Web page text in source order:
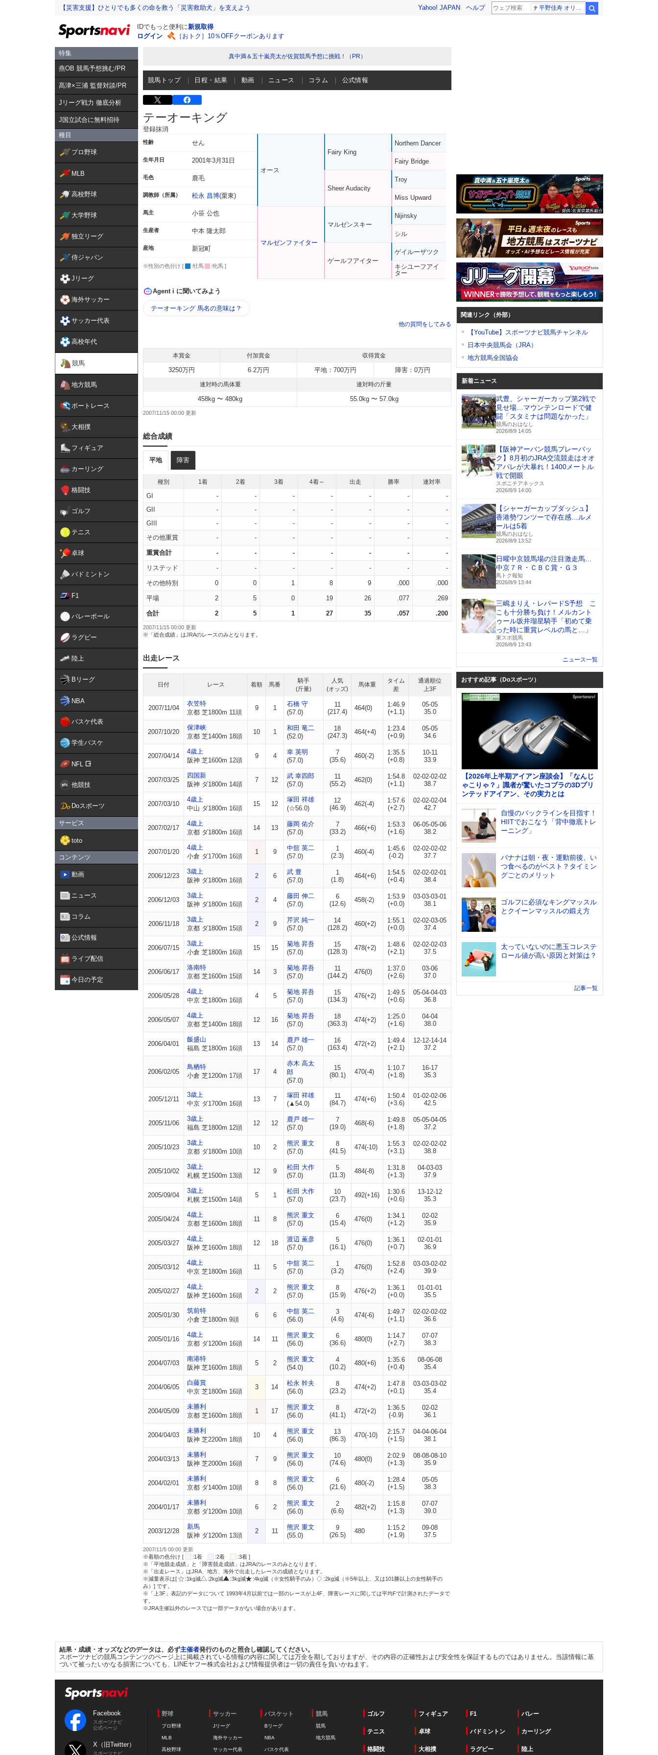
【災害支援】ひとりでも多くの命を救う「災害救助犬」を支えよう Yahoo! JAPAN ヘルプ
IDでもっと便利に新規取得
ログイン
［おトク］10％OFFクーポンあります
特集
燕OB 競馬予想挑む/PR
髙津×三浦 監督対談/PR
Jリーグ戦力 徹底分析
J国立試合に無料招待
種目
プロ野球
MLB
高校野球
大学野球
独立リーグ
侍ジャパン
Jリーグ
海外サッカー
サッカー代表
高校年代
競馬
地方競馬
ボートレース
大相撲
フィギュア
カーリング
格闘技
ゴルフ
テニス
卓球
バドミントン
F1
バレーボール
ラグビー
陸上
Bリーグ
NBA
バスケ代表
学生バスケ
NFL
他競技
Doスポーツ
サービス
toto
コンテンツ
動画
ニュース
コラム
公式情報
ライブ配信
今日の予定
真中満＆五十嵐亮太が佐賀競馬予想に挑戦！（PR）
競馬トップ 日程・結果 動画 ニュース コラム 公式情報
テーオーキング
登録抹消
性齢 せん
生年月日 2001年3月31日
毛色 鹿毛
調教師（所属） 松永 昌博(栗東)
馬主 小笹 公也
生産者 中本 隆太郎
産地 新冠町
※性別の色分け [ :牡馬 :牝馬 ]
オース
マルゼンファイター
Fairy King
Sheer Audacity
マルゼンスキー
ゲールフアイター
Northern Dancer
Fairy Bridge
Troy
Miss Upward
Nijinsky
シル
ゲイルーザツク
キシユーフアイ
ター
Agent i に聞いてみよう
テーオーキング 馬名の意味は？
他の質問をしてみる
本賞金 付加賞金 収得賞金
3250万円 6.2万円 平地：700万円 障害：0万円
連対時の馬体重 連対時の斤量
458kg 〜 480kg 55.0kg 〜 57.0kg
2007/11/15 00:00
総合成績
平地 障害
種別 1着 2着 3着 4着～ 出走 勝率 連対率
GI - - - - - -
-
GII
- - - - - -
-
GIII
- - - - - -
-
その他重賞
- - - - - - -
重賞合計 - - - - - - -
リステッド - - - - - - -
その他特別 0 0 1 8 9 .000 .000
平場 2 5 0 19 26 .077 .269
合計 2 5 1 27 35 .057 .200
2007/11/15 00:00 更新
※「総合成績」はJRAのレースのみとなります。
出走レース
日付 レース 着順 馬番
騎手
(斤量)
人気
(オッズ)
馬体重
タイム
差
通過順位
上3F
2007/11/04
衣笠特
京都 芝1800m 11頭
9 1
石橋 守
(57.0)
11
(217.4)
464(0)
1:46.9
(+1.1)
05-05
35.0
2007/10/20
保津峡
京都 芝1400m 18頭
10 1
和田 竜二
(52.0)
18
(247.3)
464(+4)
1:23.4
(+0.9)
05-05
34.6
2007/04/14
4歳上
阪神 芝1600m 12頭
9 4
幸 英明
(57.0)
7
(35.6)
460(-2)
1:35.5
(+0.8)
10-11
33.9
2007/03/25
四国新
阪神 ダ1800m 14頭
7 12
武 幸四郎
(57.0)
11
(55.2)
462(0)
1:54.8
(+1.1)
02-02-02-02
38.7
2007/03/10
4歳上
中山 ダ1800m 16頭
15 12
塚田 祥雄
(☆56.0)
12
(46.9)
462(-4)
1:57.6
(+2.7)
02-02-02-04
42.7
2007/02/17
4歳上
京都 ダ1800m 16頭
14 13
藤岡 佑介
(57.0)
7
(33.2)
466(+6)
1:53.3
(+1.6)
06-05-05-06
38.2
2007/01/20
4歳上
小倉 ダ1700m 16頭
1 9
中舘 英二
(57.0)
1
(2.3)
460(-4)
1:45.6
(-0.2)
02-02-02-02
37.7
2006/12/23
3歳上
阪神 ダ1800m 16頭
2 6
武 豊
(57.0)
1
(1.8)
464(+6)
1:54.5
(+0.4)
02-02-02-01
38.4
2006/12/03
3歳上
阪神 ダ1800m 16頭
2 4
藤田 伸二
(57.0)
6
(12.6)
458(-2)
1:53.9
(+0.0)
03-03-03-01
38.1
2006/11/18
3歳上
京都 ダ1800m 15頭
2 9
芹沢 純一
(57.0)
14
(128.2)
460(+2)
1:55.1
(+0.0)
02-02-03-05
37.4
2006/07/15
3歳上
小倉 芝1800m 16頭
15 15
菊地 昇吾
(57.0)
15
(128.3)
478(+2)
1:48.6
(+2.1)
02-02-02-03
37.5
2006/06/17
洛南特
京都 芝1600m 15頭
14 3
菊地 昇吾
(57.0)
11
(144.2)
476(0)
1:37.0
(+2.6)
03-06
37.0
2006/05/28
4歳上
中京 芝1800m 16頭
4 5
菊地 昇吾
(57.0)
15
(134.3)
476(+2)
1:49.5
(+0.6)
05-04-04-03
36.8
2006/05/07
4歳上
京都 芝1400m 18頭
12 16
菊地 昇吾
(57.0)
18
(363.3)
474(+2)
1:25.0
(+1.6)
04-04
38.0
2006/04/01
飯盛山
福島 芝1800m 16頭
13 14
鹿戸 雄一
(57.0)
16
(163.4)
472(+2)
1:49.4
(+2.1)
12-12-14-14
37.2
2006/02/05
鳥栖特
小倉 芝1200m 17頭
17 4
赤木 高太
郎
(57.0)
15
(80.1)
470(-4)
1:10.7
(+1.8)
16-17
35.3
2005/12/11
3歳上
中京 ダ1700m 16頭
13 7
塚田 祥雄
(▲54.0)
11
(84.7)
474(+6)
1:50.4
(+3.6)
01-02-02-06
42.5
2005/11/06
3歳上
福島 芝1800m 12頭
12 12
鹿戸 雄一
(57.0)
7
(19.0)
468(-6)
1:49.8
(+1.8)
05-05-04-05
37.2
2005/10/23
3歳上
京都 ダ1800m 10頭
10 2
熊沢 重文
(57.0)
8
(41.5)
474(-10)
1:55.3
(+3.1)
02-02-02-02
38.8
2005/10/02
3歳上
札幌 芝1500m 13頭
12 9
松田 大作
(57.0)
5
(11.3)
484(-8)
1:31.8
(+1.3)
04-03-03
37.9
2005/09/04
3歳上
札幌 芝1500m 14頭
5 1
松田 大作
(57.0)
10
(23.7)
492(+16)
1:30.6
(+0.6)
13-12-12
35.3
2005/04/24
4歳上
京都 芝1600m 18頭
11 8
熊沢 重文
(57.0)
6
(15.4)
476(0)
1:34.1
(+1.2)
02-02
35.9
2005/03/27
4歳上
阪神 芝1600m 18頭
12 18
渡辺 薫彦
(57.0)
5
(16.1)
476(0)
1:36.1
(+0.7)
02-01-01
36.9
2005/03/12
4歳上
中京 芝1800m 16頭
11 5
中舘 英二
(57.0)
1
(3.2)
476(0)
1:52.8
(+2.4)
03-03-02-02
39.9
2005/02/27
4歳上
阪神 芝1600m 16頭
2 2
熊沢 重文
(57.0)
8
(15.9)
476(+2)
1:36.1
(+0.0)
01-01-01
35.5
2005/01/30
筑前特
小倉 芝1800m 9頭
6 6
中舘 英二
(56.0)
3
(4.6)
474(-6)
1:49.7
(+1.1)
02-02-02-02
36.6
2005/01/16
4歳上
京都 ダ1200m 16頭
14 11
熊沢 重文
(56.0)
6
(36.6)
480(0)
1:14.7
(+2.7)
07-07
38.3
2004/07/03
南港特
阪神 芝1600m 18頭
5 2
熊沢 重文
(54.0)
4
(10.2)
480(+6)
1:35.6
(+0.4)
08-06-08
35.4
2004/06/05
白藤賞
中京 芝1800m 16頭
3 14
松永 幹夫
(56.0)
8
(23.2)
474(+2)
1:47.8
(+0.1)
03-03-03-02
35.4
2004/05/09
未勝利
京都 芝1600m 18頭
1 17
熊沢 重文
(56.0)
8
(41.1)
472(+2)
1:36.5
(-0.9)
02-02
36.1
2004/04/03
未勝利
阪神 芝2200m 18頭
10 4
熊沢 重文
(56.0)
13
(86.3)
470(-10)
2:15.7
(+1.5)
04-04-06-04
38.1
2004/03/13
未勝利
阪神 芝2000m 16頭
7 9
熊沢 重文
(56.0)
10
(74.6)
480(0)
2:02.9
(+1.3)
08-08-08-10
35.9
2004/02/01
未勝利
京都 ダ1400m 10頭
8 8
熊沢 重文
(56.0)
6
(21.6)
480(-2)
1:28.4
(+1.5)
05-05
38.3
2004/01/17
未勝利
京都 ダ1200m 10頭
6 2
熊沢 重文
(56.0)
2
(6.6)
482(+2)
1:15.8
(+1.3)
07-07
39.0
2003/12/28
新馬
阪神 ダ1200m 13頭
2 11
熊沢 重文
(55.0)
9
(26.5)
480
1:15.2
(+1.9)
09-08
37.5
2007/11/5 00:00 更新
※着順の色分け [
:1着 :2着
:3着 ]
※「平地競走成績」と「障害競走成績」はJRAのレースのみとなります。
※「出走レース」はJRA、地方、海外で出走したレースの成績となります。
※減量表示は[
:1kg減 :2kg減 :3kg減 :4kg減（※女性騎手のみ）
:2kg減（※5年以上、又は101勝以上の女性騎手の
み）] です。
※「上3F」表記のデータについて 1993年4月以前では一部のレースが上4F、障害レースに関しては平均Fで計測されたデータで
す。
※JRA主催以外のレースでは一部データがない場合があります。
関連リンク（外部）
【YouTube】スポーツナビ競馬チャンネル
日本中央競馬会（JRA）
地方競馬全国協会
新着ニュース
武豊、シャーガーカップ第2戦で
見せ場…マウンテンロードで健
闘「スタミナは問題なかった」
競馬のおはなし
2026/8/9 14:05
【阪神アーバン競馬プレーバッ
ク】8月初のJRA交流競走はオオ
アバレが大暴れ！1400メートル
戦で開眼
スポニチアネックス
2026/8/9 14:00
【シャーガーカップダッシュ】
香港勢ワンツーで存在感…ルメ
ールは5着
競馬のおはなし
2026/8/9 13:52
日曜中京競馬場の注目激走馬…
中京７Ｒ・ＣＢＣ賞・Ｇ３
馬トク報知
2026/8/9 13:44
三嶋まりえ・レパードS予想 こ
こも十分勝ち負け！メルカント
ゥール坂井瑠星騎手「初めて乗
った時に重賞レベルの馬と…」
東スポ競馬
2026/8/9 13:43
ニュース一覧
おすすめ記事（Doスポーツ）
【2026年上半期アイアン座談会】「なんじ
ゃこりゃ？」識者が驚いたコブラの3Dプリ
ンテッドアイアン、その実力とは
自慢のバックラインを目指す！
HIITでおこなう「背中徹底トレ
ーニング」
バナナは朝・夜・運動前後、い
つ食べるのがベスト？タイミン
グごとのメリット
ゴルフに必須なキングマッスル
とクイーンマッスルの鍛え方
太っていないのに悪玉コレステ
ロール値が高い原因と対策は？
記事一覧
結果・成績・オッズなどのデータは、必ず主催者発行のものと照合し確認してください。
スポーツナビの競馬コンテンツのページ上に掲載されている情報の内容に関しては万全を期しておりますが、その内容の正確性および安全性を保証するものではありません。当該情報に基
づいて被ったいかなる損害についても、LINEヤフー株式会社および情報提供者は一切の責任を負いかねます。
Facebook
スポーツナビ
公式ページ
X（旧Twitter）
スポーツナビ
野球
プロ野球
MLB
高校野球
サッカー
Jリーグ
海外サッカー
サッカー代表
バスケット
Bリーグ
NBA
バスケ代表
競馬
競馬
地方競馬
ゴルフ フィギュア F1 バレー
テニス 卓球 バドミントン カーリング
格闘技 大相撲 ラグビー 陸上